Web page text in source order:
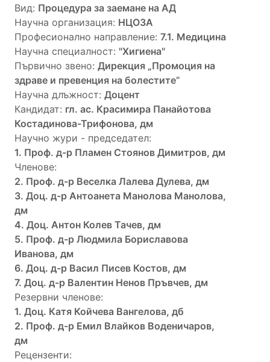
Вид: Процедура за заемане на АД
Научна организация: НЦОЗА
Професионално направление: 7.1. Медицина
Научна специалност: "Хигиена"
Първично звено: Дирекция „Промоция на
здраве и превенция на болестите”
Научна длъжност: Доцент
Кандидат: гл. ас. Красимира Панайотова
Костадинова-Трифонова, дм
Научно жури - председател:
1. Проф. д-р Пламен Стоянов Димитров, дм
Членове:
2. Проф. д-р Веселка Лалева Дулева, дм
3. Доц. д-р Антоанета Манолова Манолова,
дм
4. Доц. Антон Колев Тачев, дм
5. Проф. д-р Людмила Бориславова
Иванова, дм
6. Доц. д-р Васил Писев Костов, дм
7. Доц. д-р Валентин Ненов Пръвчев, дм
Резервни членове:
1. Доц. Катя Койчева Вангелова, дб
2. Проф. д-р Емил Влайков Воденичаров,
дм
Рецензенти: